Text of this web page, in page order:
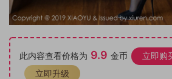
此内容查看价格为 9.9 金币 立即购
立即升级